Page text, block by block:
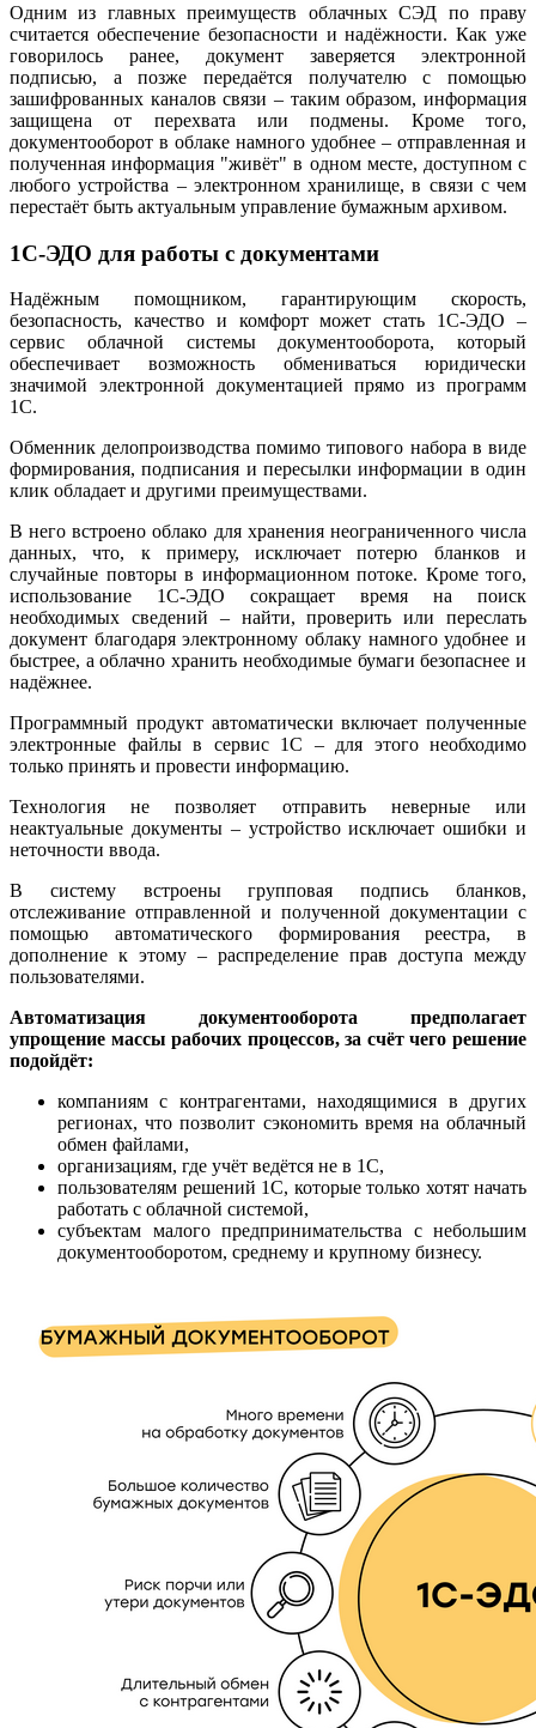
Одним из главных преимуществ облачных СЭД по праву
считается обеспечение безопасности и надёжности. Как уже
говорилось ранее, документ заверяется электронной
подписью, а позже передаётся получателю с помощью
зашифрованных каналов связи – таким образом, информация
защищена от перехвата или подмены. Кроме того,
документооборот в облаке намного удобнее – отправленная и
полученная информация "живёт" в одном месте, доступном с
любого устройства – электронном хранилище, в связи с чем
перестаёт быть актуальным управление бумажным архивом.
1С-ЭДО для работы с документами
Надёжным помощником, гарантирующим скорость,
безопасность, качество и комфорт может стать 1С-ЭДО –
сервис облачной системы документооборота, который
обеспечивает возможность обмениваться юридически
значимой электронной документацией прямо из программ
1С.
Обменник делопроизводства помимо типового набора в виде
формирования, подписания и пересылки информации в один
клик обладает и другими преимуществами.
В него встроено облако для хранения неограниченного числа
данных, что, к примеру, исключает потерю бланков и
случайные повторы в информационном потоке. Кроме того,
использование 1С-ЭДО сокращает время на поиск
необходимых сведений – найти, проверить или переслать
документ благодаря электронному облаку намного удобнее и
быстрее, а облачно хранить необходимые бумаги безопаснее и
надёжнее.
Программный продукт автоматически включает полученные
электронные файлы в сервис 1С – для этого необходимо
только принять и провести информацию.
Технология не позволяет отправить неверные или
неактуальные документы – устройство исключает ошибки и
неточности ввода.
В систему встроены групповая подпись бланков,
отслеживание отправленной и полученной документации с
помощью автоматического формирования реестра, в
дополнение к этому – распределение прав доступа между
пользователями.
Автоматизация документооборота предполагает
упрощение массы рабочих процессов, за счёт чего решение
подойдёт:
компаниям с контрагентами, находящимися в других
регионах, что позволит сэкономить время на облачный
обмен файлами,
организациям, где учёт ведётся не в 1С,
пользователям решений 1С, которые только хотят начать
работать с облачной системой,
субъектам малого предпринимательства с небольшим
документооборотом, среднему и крупному бизнесу.